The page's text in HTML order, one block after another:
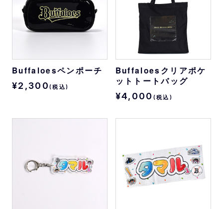
Buffaloesペンポーチ
¥2,300 (税込)
Buffaloesクリアポケ
ットトートバッグ
¥4,000 (税込)